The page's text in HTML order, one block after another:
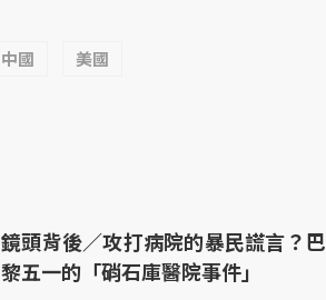
中國 美國
鏡頭背後／攻打病院的暴民謊言？巴
黎五一的「硝石庫醫院事件」